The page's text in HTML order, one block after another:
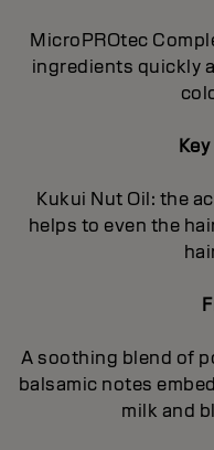
MicroPROtec
ingredients quickly
Kukui Nut Oil: the
helps to even the
A soothing blend of
balsamic notes
milk and